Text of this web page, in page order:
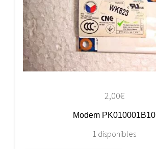
2,00€
Modem PK010001B10
1 disponibles